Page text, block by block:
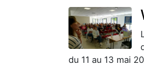
du 11 au 13 mai